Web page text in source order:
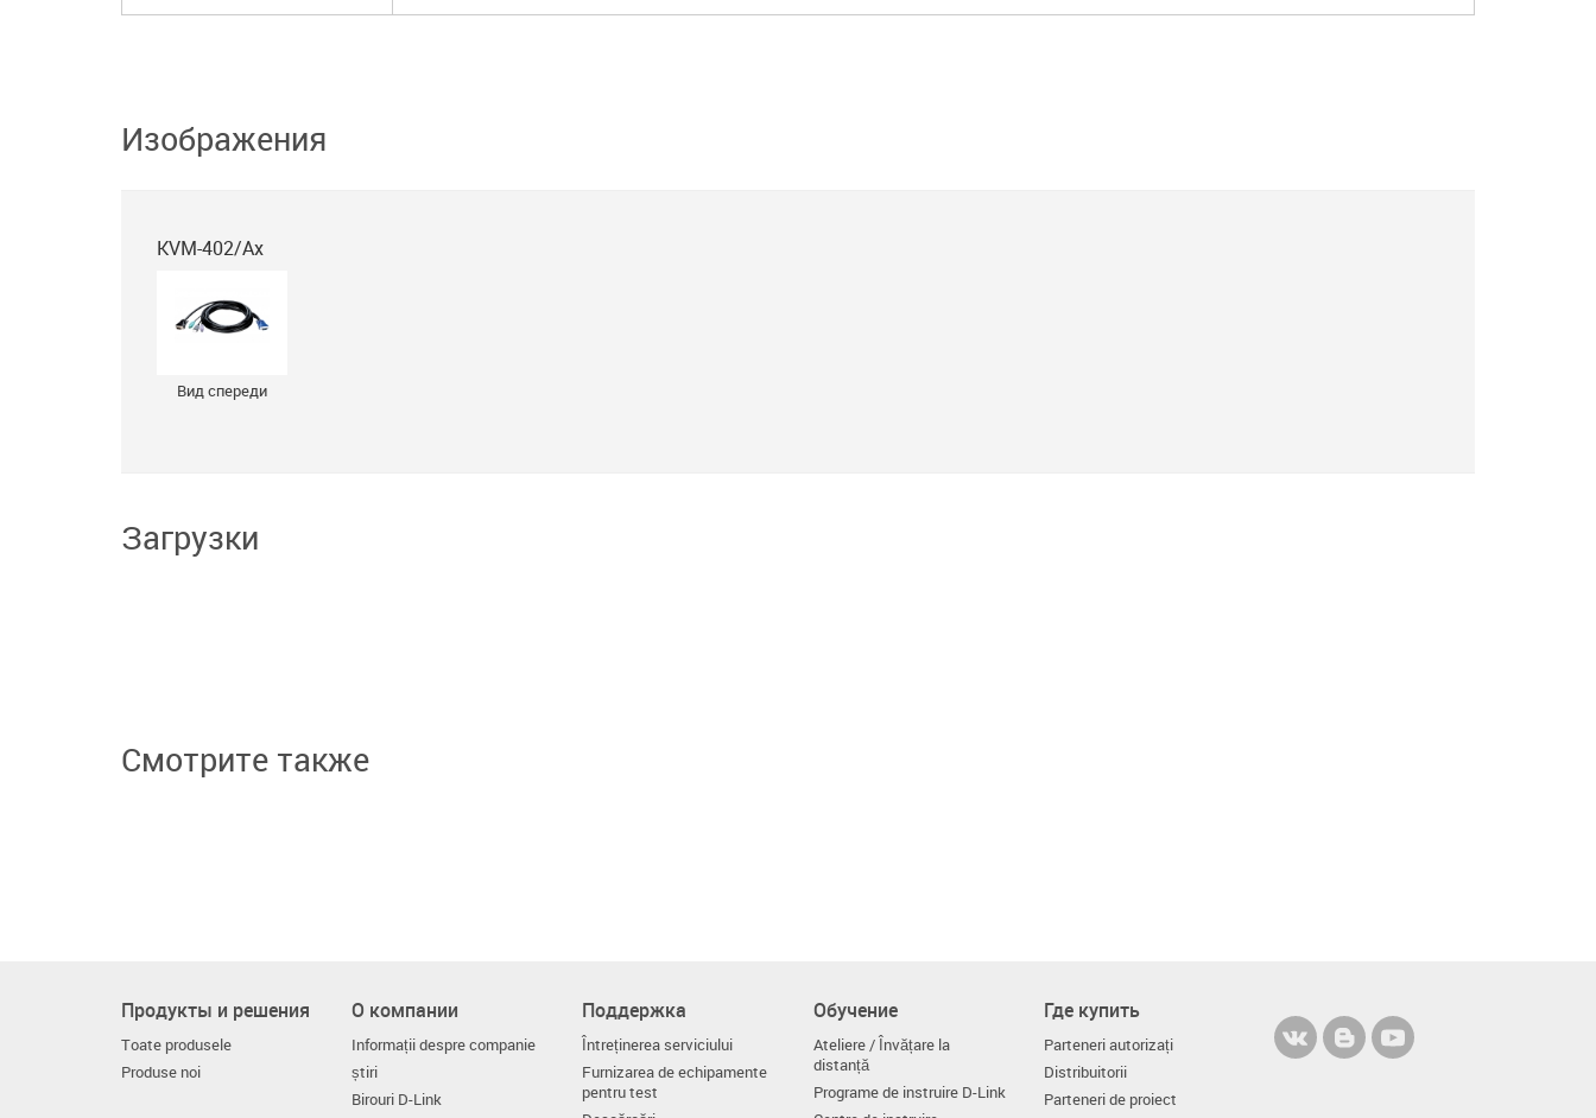
Изображения
KVM-402/Ax
Вид спереди
Загрузки
Смотрите также
Продукты и решения
Toate produsele
Produse noi
О компании
Informații despre companie
știri
Birouri D-Link
Поддержка
Întreținerea serviciului
Furnizarea de echipamente
pentru test
Обучение
Ateliere / Învățare la
distanță
Programe de instruire D-Link
Где купить
Parteneri autorizați
Distribuitorii
Parteneri de proiect